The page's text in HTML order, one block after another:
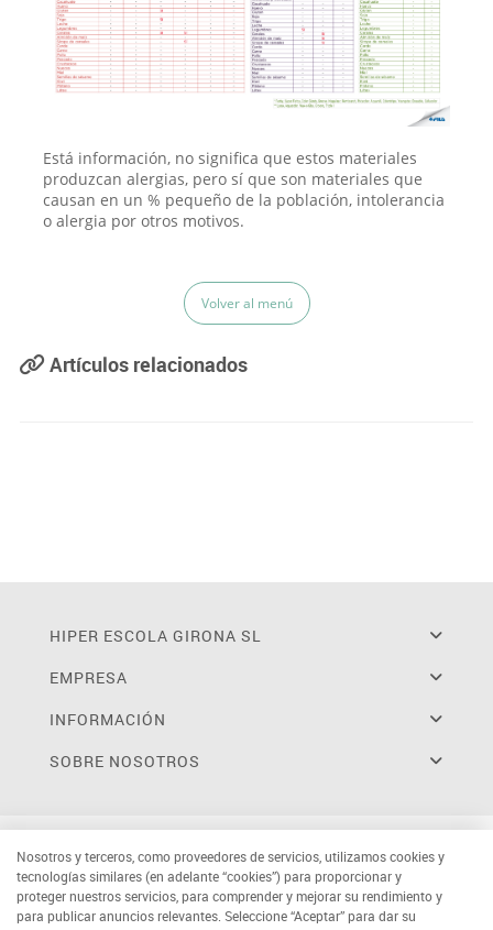
Está información, no significa que estos materiales
produzcan alergias, pero sí que son materiales que
causan en un % pequeño de la población, intolerancia
o alergia por otros motivos.
Volver al menú
Artículos relacionados
HIPER ESCOLA GIRONA SL
EMPRESA
INFORMACIÓN
SOBRE NOSOTROS
Nosotros y terceros, como proveedores de servicios, utilizamos cookies y
tecnologías similares (en adelante “cookies”) para proporcionar y
proteger nuestros servicios, para comprender y mejorar su rendimiento y
para publicar anuncios relevantes. Seleccione “Aceptar” para dar su